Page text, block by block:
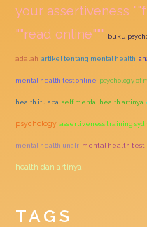
your assertiveness
""read online""" buku
adalah artikel tentang mental health
mental health test online psychology of
health itu apa self mental health artinya
psychology assertiveness training
mental health unair mental health test
health dan artinya
TAGS